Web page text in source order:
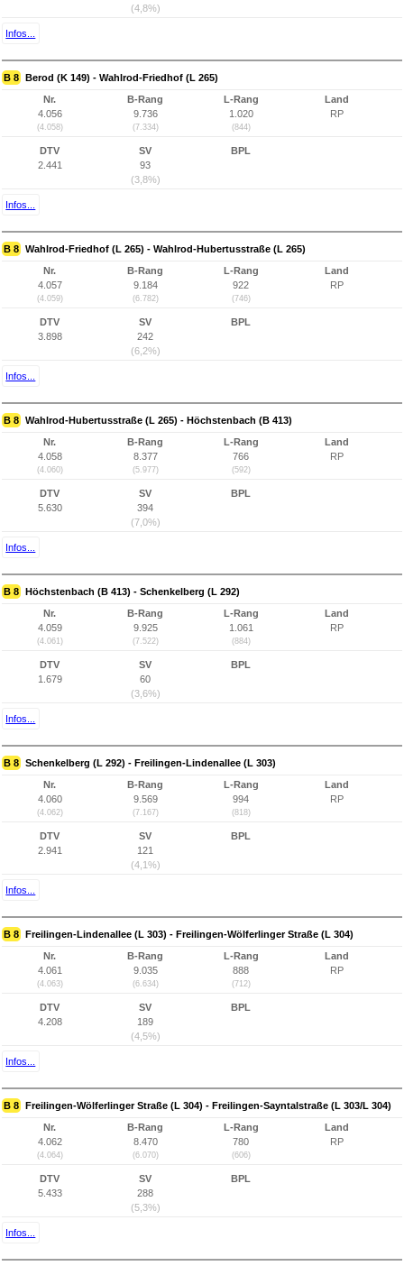
(4,8%)
Infos...
B 8 Berod (K 149) - Wahlrod-Friedhof (L 265)
Nr.
4.056
(4.058)
B-Rang
9.736
(7.334)
L-Rang
1.020
(844)
Land
RP
DTV
2.441
SV
93
(3,8%)
BPL
Infos...
B 8 Wahlrod-Friedhof (L 265) - Wahlrod-Hubertusstraße (L 265)
Nr.
4.057
(4.059)
B-Rang
9.184
(6.782)
L-Rang
922
(746)
Land
RP
DTV
3.898
SV
242
(6,2%)
BPL
Infos...
B 8 Wahlrod-Hubertusstraße (L 265) - Höchstenbach (B 413)
Nr.
4.058
(4.060)
B-Rang
8.377
(5.977)
L-Rang
766
(592)
Land
RP
DTV
5.630
SV
394
(7,0%)
BPL
Infos...
B 8 Höchstenbach (B 413) - Schenkelberg (L 292)
Nr.
4.059
(4.061)
B-Rang
9.925
(7.522)
L-Rang
1.061
(884)
Land
RP
DTV
1.679
SV
60
(3,6%)
BPL
Infos...
B 8 Schenkelberg (L 292) - Freilingen-Lindenallee (L 303)
Nr.
4.060
(4.062)
B-Rang
9.569
(7.167)
L-Rang
994
(818)
Land
RP
DTV
2.941
SV
121
(4,1%)
BPL
Infos...
B 8 Freilingen-Lindenallee (L 303) - Freilingen-Wölferlinger Straße (L 304)
Nr.
4.061
(4.063)
B-Rang
9.035
(6.634)
L-Rang
888
(712)
Land
RP
DTV
4.208
SV
189
(4,5%)
BPL
Infos...
B 8 Freilingen-Wölferlinger Straße (L 304) - Freilingen-Sayntalstraße (L 303/L 304)
Nr.
4.062
(4.064)
B-Rang
8.470
(6.070)
L-Rang
780
(606)
Land
RP
DTV
5.433
SV
288
(5,3%)
BPL
Infos...